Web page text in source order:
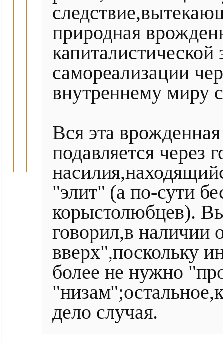
природная
самореализации
внутреннему миру
Вся эта
подавляется через
"элит" (а по-сути
корыстолюбцев).
говорил,в наличии
вверх",поскольку
более не нужно
дело случая.